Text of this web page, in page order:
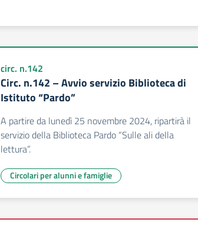
circ. n.142
Circ. n.142 – Avvio servizio Biblioteca di
Istituto “Pardo”
A partire da lunedì 25 novembre 2024, ripartirà il
servizio della Biblioteca Pardo “Sulle ali della
lettura”.
Circolari per alunni e famiglie